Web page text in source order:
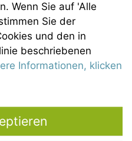
Leben
Wenn Sie auf 'Alle
Sie der
und den in
beschriebenen
Informationen, klicken